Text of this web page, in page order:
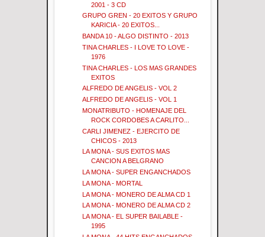
2001 - 3 CD
GRUPO GREN - 20 EXITOS Y GRUPO
KARICIA - 20 EXITOS...
BANDA 10 - ALGO DISTINTO - 2013
TINA CHARLES - I LOVE TO LOVE -
1976
TINA CHARLES - LOS MAS GRANDES
EXITOS
ALFREDO DE ANGELIS - VOL 2
ALFREDO DE ANGELIS - VOL 1
MONATRIBUTO - HOMENAJE DEL
ROCK CORDOBES A CARLITO...
CARLI JIMENEZ - EJERCITO DE
CHICOS - 2013
LA MONA - SUS EXITOS MAS
CANCION A BELGRANO
LA MONA - SUPER ENGANCHADOS
LA MONA - MORTAL
LA MONA - MONERO DE ALMA CD 1
LA MONA - MONERO DE ALMA CD 2
LA MONA - EL SUPER BAILABLE -
1995